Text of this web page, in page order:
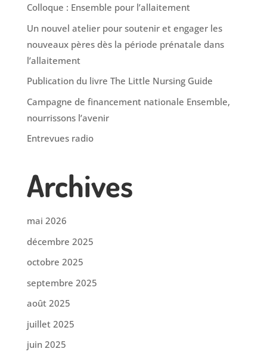
Colloque : Ensemble pour l’allaitement
Un nouvel atelier pour soutenir et engager les
nouveaux pères dès la période prénatale dans
l’allaitement
Publication du livre The Little Nursing Guide
Campagne de financement nationale Ensemble,
nourrissons l’avenir
Entrevues radio
Archives
mai 2026
décembre 2025
octobre 2025
septembre 2025
août 2025
juillet 2025
juin 2025